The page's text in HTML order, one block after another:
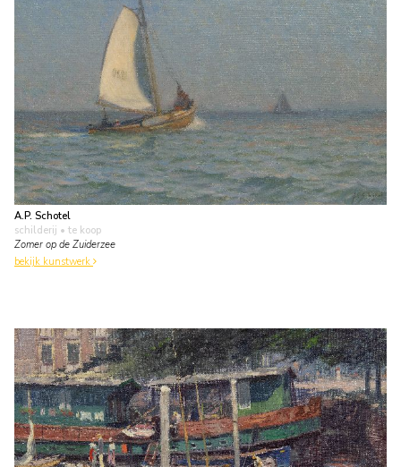
A.P. Schotel
schilderij • te koop
Zomer op de Zuiderzee
bekijk kunstwerk